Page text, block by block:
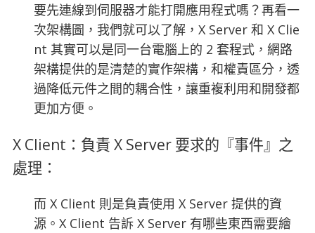
要先連線到伺服器才能打開應用程式嗎？再看一
次架構圖，我們就可以了解，X Server 和 X Clie
nt 其實可以是同一台電腦上的 2 套程式，網路
架構提供的是清楚的實作架構，和權責區分，透
過降低元件之間的耦合性，讓重複利用和開發都
更加方便。
X Client：負責 X Server 要求的『事件』之
處理：
而 X Client 則是負責使用 X Server 提供的資
源。X Client 告訴 X Server 有哪些東西需要繪